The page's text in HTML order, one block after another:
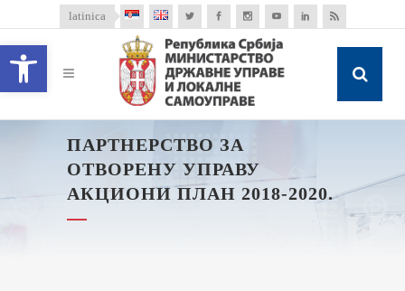
Open toolbar
latinica
ПАРТНЕРСТВО ЗА
ОТВОРЕНУ УПРАВУ
АКЦИОНИ ПЛАН 2018-2020.